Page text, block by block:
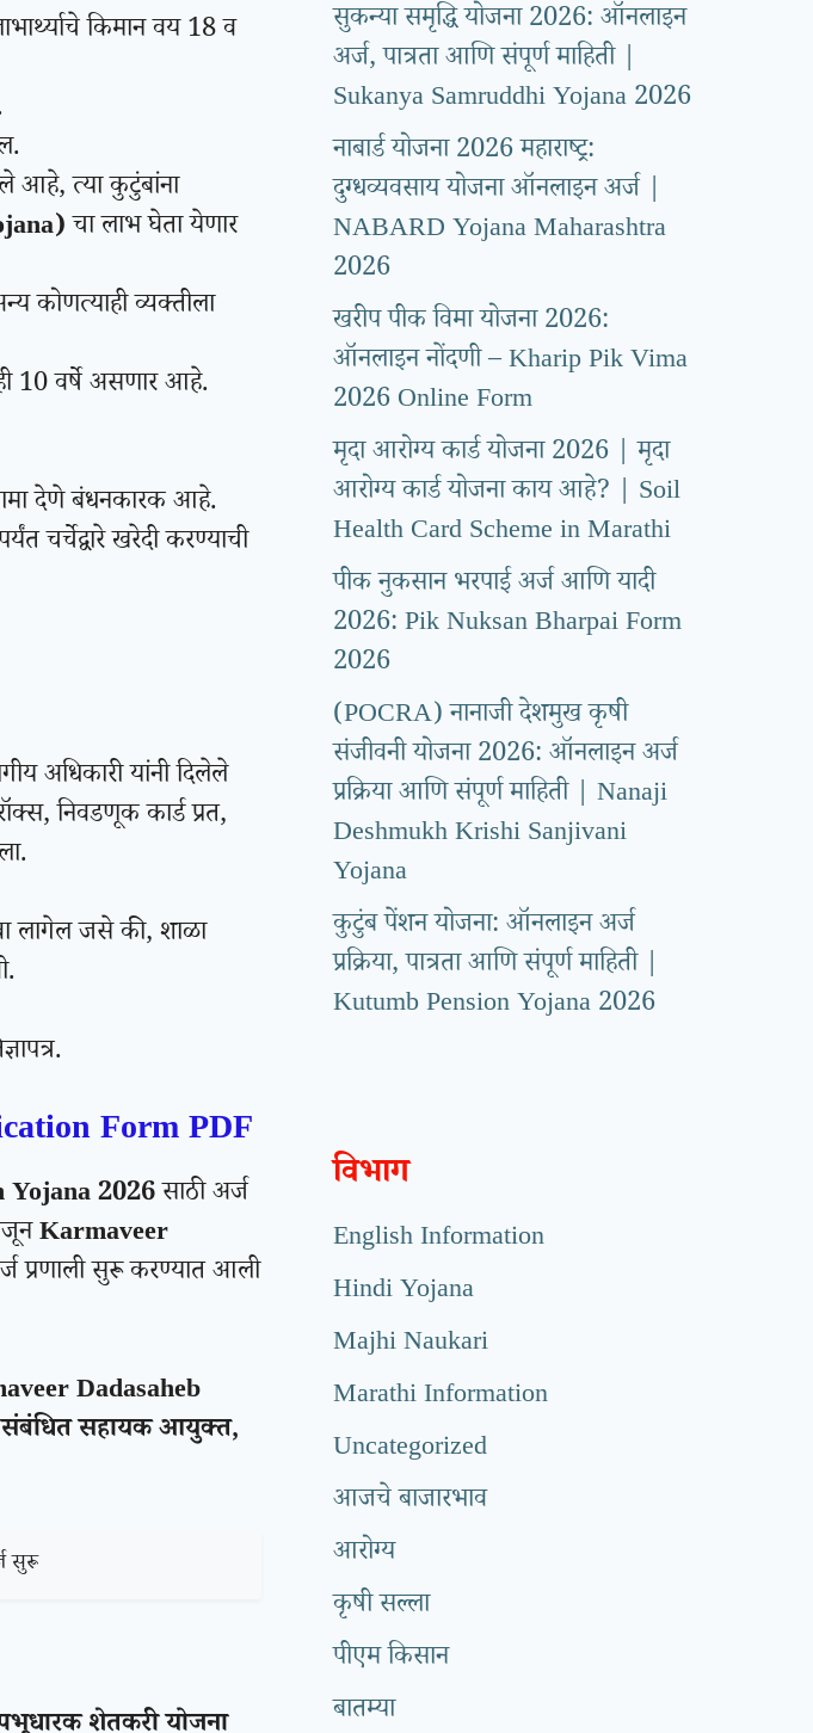
किमान वय 18 व
आहे, त्या कुटुंबांना
चा लाभ घेता येणार
कोणत्याही व्यक्तीला
10 वर्षे असणार आहे.
देणे बंधनकारक आहे.
चर्चेद्वारे खरेदी करण्याची
अधिकारी यांनी दिलेले
निवडणूक कार्ड प्रत,
लागेल जसे की, शाळा
Form PDF
Yojana 2026साठी अर्ज
Karmaveer
प्रणाली सुरू करण्यात आली
Dadasaheb
संबंधित सहायक आयुक्त,
सुरू
सुकन्या समृद्धि योजना 2026: ऑनलाइन
अर्ज, पात्रता आणि संपूर्ण माहिती |
Sukanya Samruddhi Yojana 2026
नाबार्ड योजना 2026 महाराष्ट्र:
दुग्धव्यवसाय योजना ऑनलाइन अर्ज |
NABARD Yojana Maharashtra
2026
खरीप पीक विमा योजना 2026:
ऑनलाइन नोंदणी – Kharip Pik Vima
2026 Online Form
मृदा आरोग्य कार्ड योजना 2026 | मृदा
आरोग्य कार्ड योजना काय आहे? | Soil
Health Card Scheme in Marathi
पीक नुकसान भरपाई अर्ज आणि यादी
2026: Pik Nuksan Bharpai Form
2026
(POCRA) नानाजी देशमुख कृषी
संजीवनी योजना 2026: ऑनलाइन अर्ज
प्रक्रिया आणि संपूर्ण माहिती | Nanaji
Deshmukh Krishi Sanjivani
Yojana
कुटुंब पेंशन योजना: ऑनलाइन अर्ज
प्रक्रिया, पात्रता आणि संपूर्ण माहिती |
Kutumb Pension Yojana 2026
विभाग
English Information
Hindi Yojana
Majhi Naukari
Marathi Information
Uncategorized
आजचे बाजारभाव
आरोग्य
कृषी सल्ला
पीएम किसान
बातम्या